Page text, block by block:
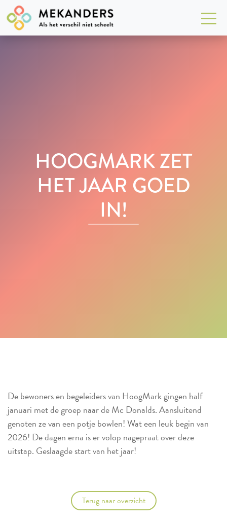
HOOGMARK ZET
HET JAAR GOED
IN!
De bewoners en begeleiders van HoogMark gingen half
januari met de groep naar de Mc Donalds. Aansluitend
genoten ze van een potje bowlen! Wat een leuk begin van
2026! De dagen erna is er volop nagepraat over deze
uitstap. Geslaagde start van het jaar!
Terug naar overzicht